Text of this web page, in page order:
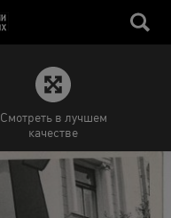
Смотреть в лучшем
качестве